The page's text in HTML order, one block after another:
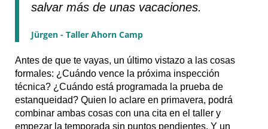
salvar más de unas vacaciones.
Jürgen - Taller Ahorn Camp
Antes de que te vayas, un último vistazo a las cosas
formales: ¿Cuándo vence la próxima inspección
técnica? ¿Cuándo está programada la prueba de
estanqueidad? Quien lo aclare en primavera, podrá
combinar ambas cosas con una cita en el taller y
empezar la temporada sin puntos pendientes. Y un